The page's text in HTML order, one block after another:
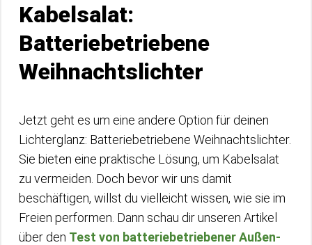
Kabelsalat:
Batteriebetriebene
Weihnachtslichter
Jetzt geht es um eine andere Option für deinen
Lichterglanz: Batteriebetriebene Weihnachtslichter.
Sie bieten eine praktische Lösung, um Kabelsalat
zu vermeiden. Doch bevor wir uns damit
beschäftigen, willst du vielleicht wissen, wie sie im
Freien performen. Dann schau dir unseren Artikel
über den Test von batteriebetriebener Außen-